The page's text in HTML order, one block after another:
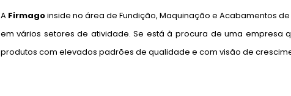
A Firmagoinside no área de Fundição, Maquinação e Acabamentos
em vários setores de atividade. Se está à procura de uma
produtos com elevados padrões de qualidade e com visão de